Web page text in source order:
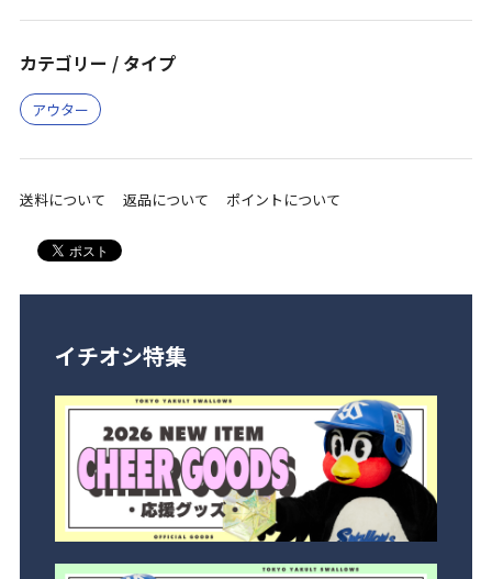
カテゴリー / タイプ
アウター
送料について 返品について ポイントについて
イチオシ特集